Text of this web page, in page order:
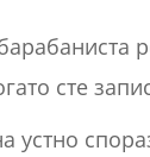
сте
устно